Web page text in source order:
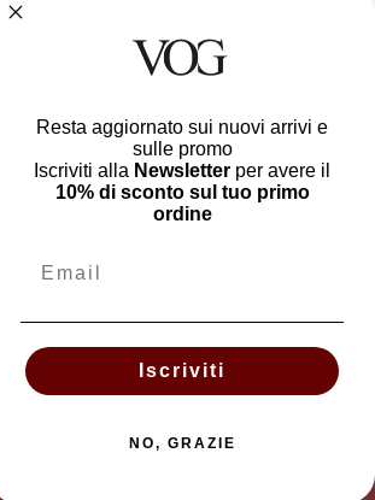
Legali
Resta aggiornato sui nuovi arrivi e
sulle promo
Iscriviti alla Newsletter per avere il
10% di sconto sul tuo primo
ordine
Iscriviti
NO, GRAZIE